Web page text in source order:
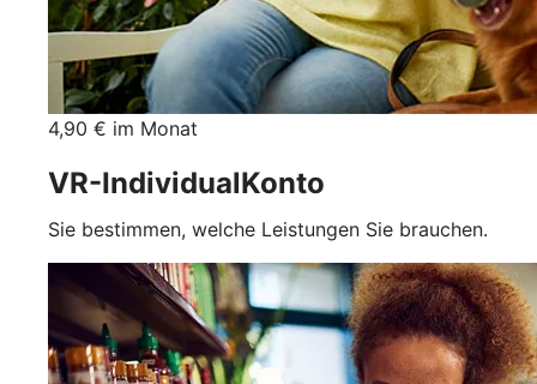
4,90 € im Monat
VR-IndividualKonto
Sie bestimmen, welche Leistungen Sie brauchen.